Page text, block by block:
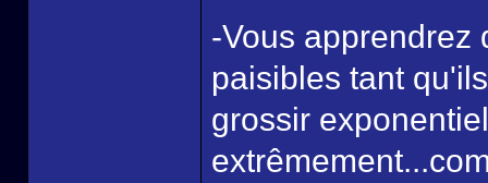
-Vous apprendrez
paisibles tant
grossir